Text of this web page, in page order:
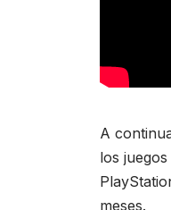
A
los
meses.